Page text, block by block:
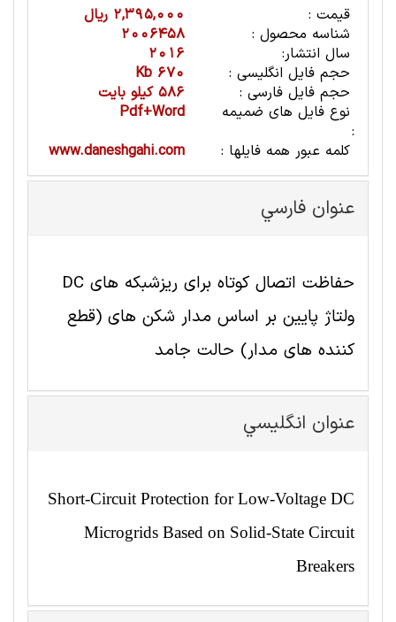
قیمت :
2,395,000 ریال
شناسه محصول :
2006458
سال انتشار:
2016
حجم فایل انگلیسی :
670 Kb
حجم فایل فارسی :
586 کیلو بایت
نوع فایل های ضمیمه
:
Pdf+Word
کلمه عبور همه فایلها :
www.daneshgahi.com
عنوان فارسي
حفاظت اتصال کوتاه برای ریزشبکه های DC
ولتاژ پایین بر اساس مدار شکن های (قطع
کننده های مدار) حالت جامد
عنوان انگليسي
Short-Circuit Protection for Low-Voltage DC
Microgrids Based on Solid-State Circuit
Breakers